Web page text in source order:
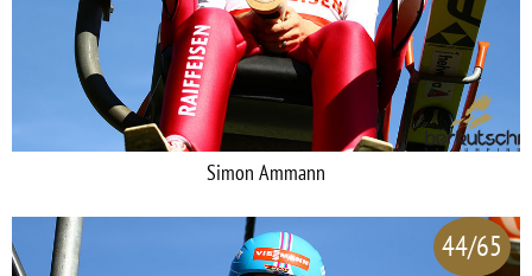
Simon Ammann
44/65